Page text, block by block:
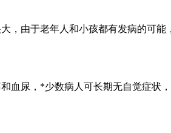
，由于老年人和小孩都有发病的可能
血尿，*少数病人可长期无自觉症状